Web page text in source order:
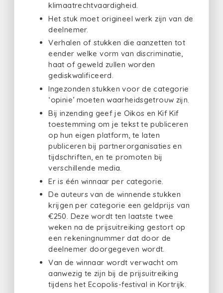
klimaatrechtvaardigheid.
Het stuk moet origineel werk zijn van de
deelnemer.
Verhalen of stukken die aanzetten tot
eender welke vorm van discriminatie,
haat of geweld zullen worden
gediskwalificeerd.
Ingezonden stukken voor de categorie
‘opinie’ moeten waarheidsgetrouw zijn.
Bij inzending geef je Oikos en Kif Kif
toestemming om je tekst te publiceren
op hun eigen platform, te laten
publiceren bij partnerorganisaties en
tijdschriften, en te promoten bij
verschillende media.
Er is één winnaar per categorie.
De auteurs van de winnende stukken
krijgen per categorie een geldprijs van
€250. Deze wordt ten laatste twee
weken na de prijsuitreiking gestort op
een rekeningnummer dat door de
deelnemer doorgegeven wordt.
Van de winnaar wordt verwacht om
aanwezig te zijn bij de prijsuitreiking
tijdens het Ecopolis-festival in Kortrijk.